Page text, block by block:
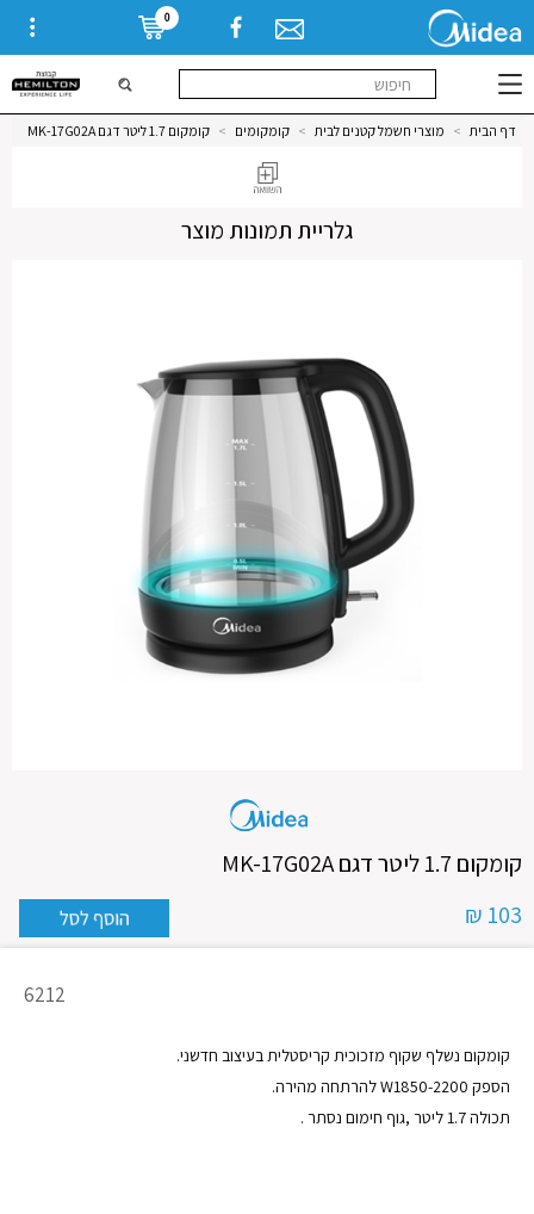
0
דף הבית > מוצרי חשמל קטנים לבית > קומקומים > קומקום 1.7 ליטר דגם MK-17G02A
גלריית תמונות מוצר
קומקום 1.7 ליטר דגם MK-17G02A
103 ₪
מק"ט
6212
קומקום נשלף שקוף מזכוכית קריסטלית בעיצוב חדשני.
הספק W1850-2200 להרתחה מהירה.
תכולה 1.7 ליטר ,גוף חימום נסתר .